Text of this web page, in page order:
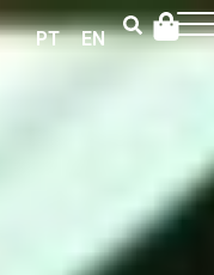
PT EN